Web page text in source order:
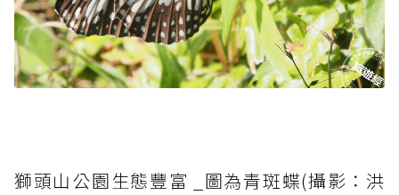
獅頭山公園生態豐富 _圖為青斑蝶(攝影：洪